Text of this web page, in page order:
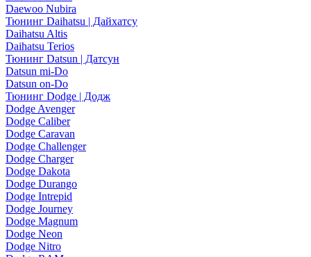
Daewoo Nubira
Тюнинг Daihatsu | Дайхатсу
Daihatsu Altis
Daihatsu Terios
Тюнинг Datsun | Датсун
Datsun mi-Do
Datsun on-Do
Тюнинг Dodge | Додж
Dodge Avenger
Dodge Caliber
Dodge Caravan
Dodge Challenger
Dodge Charger
Dodge Dakota
Dodge Durango
Dodge Intrepid
Dodge Journey
Dodge Magnum
Dodge Neon
Dodge Nitro